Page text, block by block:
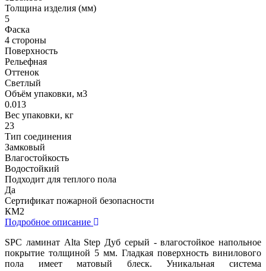
Толщина изделия (мм)
5
Фаска
4 стороны
Поверхность
Рельефная
Оттенок
Светлый
Объём упаковки, м3
0.013
Вес упаковки, кг
23
Тип соединения
Замковый
Влагостойкость
Водостойкий
Подходит для теплого пола
Да
Сертификат пожарной безопасности
КМ2
Подробное описание
SPC ламинат Alta Step Дуб серый - влагостойкое напольное
покрытие толщиной 5 мм. Гладкая поверхность винилового
пола имеет матовый блеск. Уникальная система